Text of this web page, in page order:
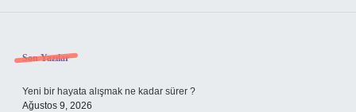
Sidebar
Son Yazılar
Yeni bir hayata alışmak ne kadar sürer ?
Ağustos 9, 2026